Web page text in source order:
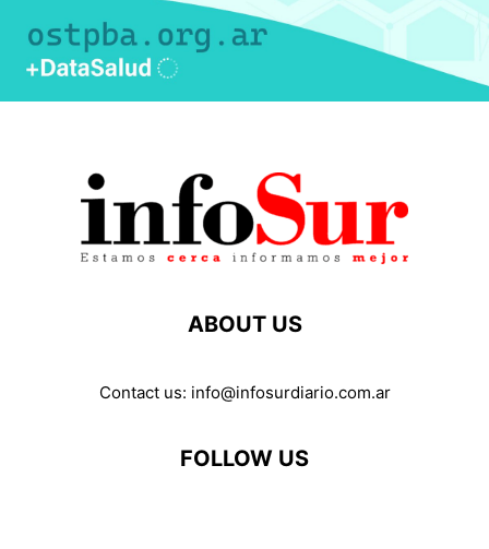
ABOUT US
Contact us: info@infosurdiario.com.ar
FOLLOW US